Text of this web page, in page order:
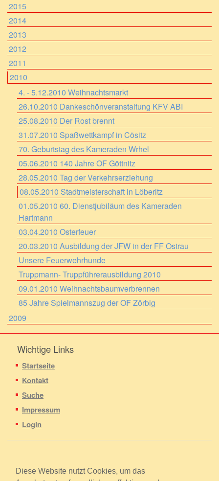
Diese Website nutzt Cookies, um das
2015
2014
2013
2012
2011
2010
4. - 5.12.2010 Weihnachtsmarkt
26.10.2010 Dankeschönveranstaltung KFV ABI
25.08.2010 Der Rost brennt
31.07.2010 Spaßwettkampf in Cösitz
70. Geburtstag des Kameraden Wrhel
05.06.2010 140 Jahre OF Göttnitz
28.05.2010 Tag der Verkehrserziehung
08.05.2010 Stadtmeisterschaft in Löberitz
01.05.2010 60. Dienstjubiläum des Kameraden
Hartmann
03.04.2010 Osterfeuer
20.03.2010 Ausbildung der JFW in der FF Ostrau
Unsere Feuerwehrhunde
Truppmann- Truppführerausbildung 2010
09.01.2010 Weihnachtsbaumverbrennen
85 Jahre Spielmannszug der OF Zörbig
2009
Wichtige Links
Startseite
Kontakt
Suche
Impressum
Login
Förderverein Feuerwehr Zörbig e.V.